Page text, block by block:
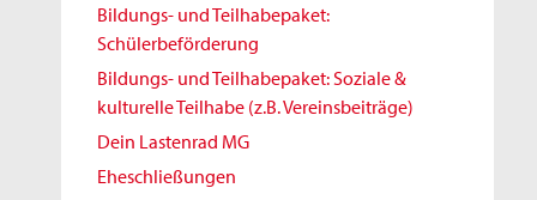
Bildungs- und Teilhabepaket:
Schülerbeförderung
Bildungs- und Teilhabepaket: Soziale &
kulturelle Teilhabe (z.B. Vereinsbeiträge)
Dein Lastenrad MG
Eheschließungen